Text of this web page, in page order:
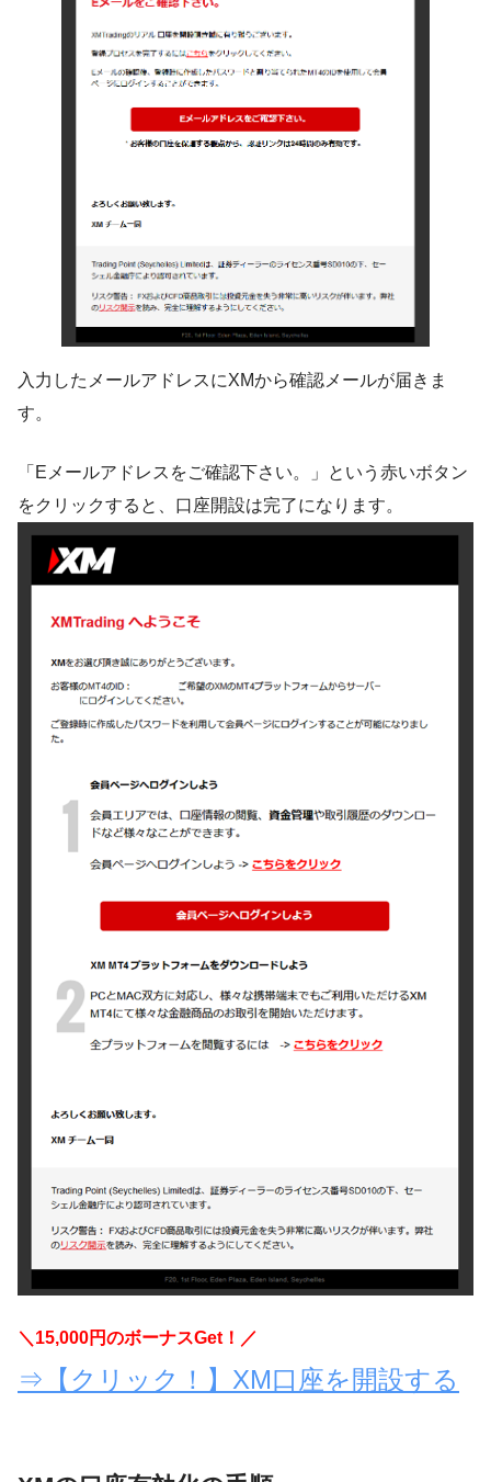
入力したメールアドレスにXMから確認メールが届きま
す。
「Eメールアドレスをご確認下さい。」という赤いボタン
をクリックすると、口座開設は完了になります。
＼15,000円のボーナスGet！／
⇒【クリック！】XM口座を開設する